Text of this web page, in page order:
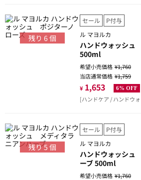
残り 6 個
セール
P付与
ル マヨルカ
ハンドウォッシ
500ml
希望小売価格¥1,760
当店通常価格¥1,759
¥ 1,653 6% OFF
[ハンドケア / ハンドウ
残り5 個
セール
P付与
ル マヨルカ
ハンドウォッシ
ーブ 500ml
希望小売価格¥1,760